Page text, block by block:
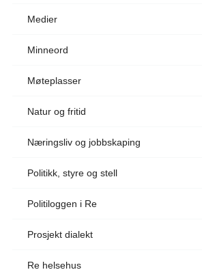
Medier
Minneord
Møteplasser
Natur og fritid
Næringsliv og jobbskaping
Politikk, styre og stell
Politiloggen i Re
Prosjekt dialekt
Re helsehus